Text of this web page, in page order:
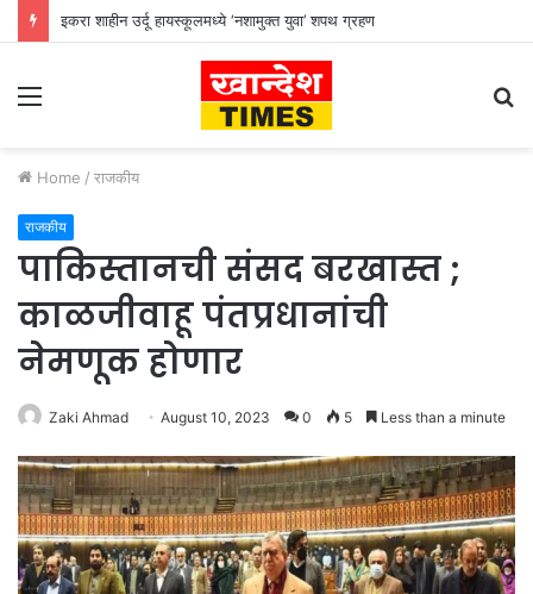
इकरा शाहीन उर्दू हायस्कूलमध्ये ‘नशामुक्त युवा’ शपथ ग्रहण
Menu
Home / राजकीय
राजकीय
पाकिस्तानची संसद बरखास्त ;
काळजीवाहू पंतप्रधानांची
नेमणूक होणार
Zaki Ahmad August 10, 2023 0 5 Less than a minute